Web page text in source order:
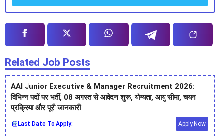
Related Job Posts
AAI Junior Executive & Manager Recruitment 2026:
विभिन्न पदों पर भर्ती, 08 अगस्त से आवेदन शुरू, योग्यता, आयु सीमा, चयन
प्रक्रिया और पूरी जानकारी
Last Date To Apply: Apply Now